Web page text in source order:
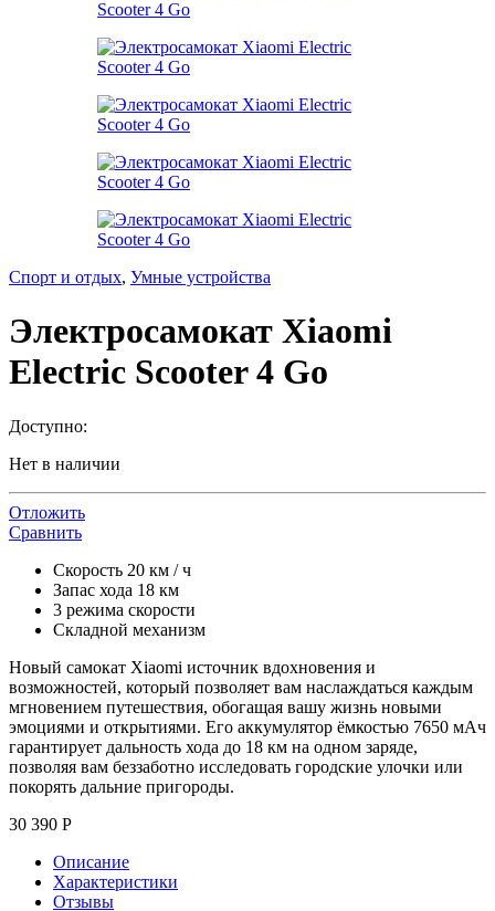
Спорт и отдых, Умные устройства
Электросамокат Xiaomi
Electric Scooter 4 Go
Доступно:
Нет в наличии
Отложить
Сравнить
Скорость 20 км / ч
Запас хода 18 км
3 режима скорости
Складной механизм
Новый самокат Xiaomi источник вдохновения и
возможностей, который позволяет вам наслаждаться каждым
мгновением путешествия, обогащая вашу жизнь новыми
эмоциями и открытиями. Его аккумулятор ёмкостью 7650 мАч
гарантирует дальность хода до 18 км на одном заряде,
позволяя вам беззаботно исследовать городские улочки или
покорять дальние пригороды.
30 390 Р
Описание
Характеристики
Отзывы